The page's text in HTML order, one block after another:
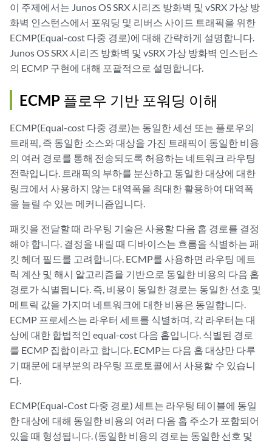
이 주제에서는 Junos OS SRX 시리즈 방화벽 및 vSRX 가상 방
화벽 인스턴스에서 포워딩 및 리버스 사이드 트래픽을 위한
ECMP(Equal-cost 다중 경로)에 대해 간략하게 설명합니다.
Junos OS SRX 시리즈 방화벽 및 vSRX 가상 방화벽 인스턴스
의 ECMP 구현에 대해 포괄적으로 설명합니다.
ECMP 플로우 기반 포워딩 이해
ECMP(Equal-cost 다중 경로)는 동일한 세션 또는 플로우의
트래픽, 즉 동일한 소스와 대상을 가진 트래픽이 동일한 비용
의 여러 경로를 통해 전송되도록 허용하는 네트워크 라우팅
전략입니다. 트래픽의 부하를 분산하고 동일한 대상에 대한
링크에서 사용하지 않는 대역폭을 최대한 활용하여 대역폭
을 늘릴 수 있는 메커니즘입니다.
패킷을 전달할 때 라우팅 기술은 사용할 다음 홉 경로를 결정
해야 합니다. 결정을 내릴 때 디바이스는 흐름을 식별하는 패
킷 헤더 필드를 고려합니다. ECMP를 사용하면 라우팅 메트
릭 계산 및 해시 알고리즘을 기반으로 동일한 비용의 다음 홉
경로가 식별됩니다. 즉, 비용이 동일한 경로는 동일한 선호 및
메트릭 값을 가지며 네트워크에 대한 비용은 동일합니다.
ECMP 프로세스는 라우터 세트를 식별하며, 각 라우터는 대
상에 대한 합법적인 equal-cost 다음 홉입니다. 식별된 경로
를 ECMP 집합이라고 합니다. ECMP는 다음 홉 대상만 다루
기 때문에 대부분의 라우팅 프로토콜에서 사용할 수 있습니
다.
ECMP(Equal-Cost 다중 경로) 세트는 라우팅 테이블에 동일
한 대상에 대해 동일한 비용의 여러 다음 홉 주소가 포함되어
있을 때 형성됩니다. (동일한 비용의 경로는 동일한 선호 및